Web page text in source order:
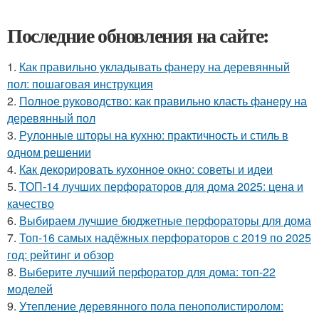
Последние обновления на сайте:
1. Как правильно укладывать фанеру на деревянный
пол: пошаговая инструкция
2. Полное руководство: как правильно класть фанеру на
деревянный пол
3. Рулонные шторы на кухню: практичность и стиль в
одном решении
4. Как декорировать кухонное окно: советы и идеи
5. ТОП-14 лучших перфораторов для дома 2025: цена и
качество
6. Выбираем лучшие бюджетные перфораторы для дома
7. Топ-16 самых надёжных перфораторов с 2019 по 2025
год: рейтинг и обзор
8. Выберите лучший перфоратор для дома: топ-22
моделей
9. Утепление деревянного пола пенополистиролом: